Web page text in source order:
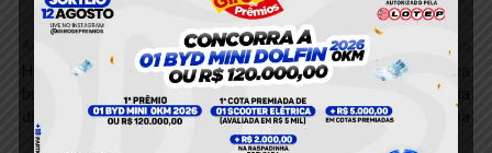
Homem é morto a tiros após
buscar socorro em bar no
distrito de Moraes Almeida
Próximo
Coopemvat convoca
cooperados para Assembleia
Geral Ordinária em Itaituba